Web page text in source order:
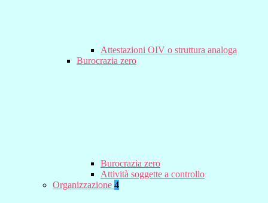
Attestazioni OIV o struttura analoga
Burocrazia zero
Burocrazia zero
Attività soggette a controllo
Organizzazione 4